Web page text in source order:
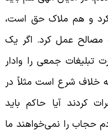
و هم ملاک حق است،
عمل کرد. اگر یک
جمعی را وادار
خلاف شرع است مثلاً در
آیا حاکم باید
حجاب را نمی‌خواهند ما